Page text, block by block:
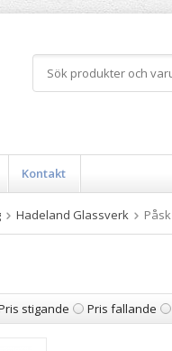
Kontakt
Hadeland Glassverk Påsk
stigande Pris fallande